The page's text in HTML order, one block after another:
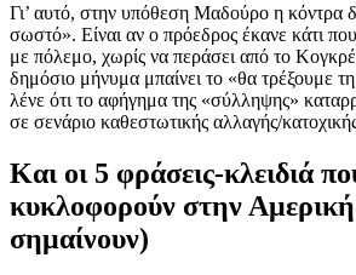
Γι’ αυτό, στην υπόθεση Μαδούρο η κόντρα
σωστό». Είναι αν ο πρόεδρος έκανε κάτι
με πόλεμο, χωρίς να περάσει από το
δημόσιο μήνυμα μπαίνει το «θα τρέξουμε τη
λένε ότι το αφήγημα της «σύλληψης»
σε σενάριο καθεστωτικής αλλαγής/κατοχικής
Και οι 5 φράσεις-κλειδιά
κυκλοφορούν στην Αμερική
σημαίνουν)